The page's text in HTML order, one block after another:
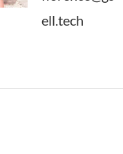
ell.tech